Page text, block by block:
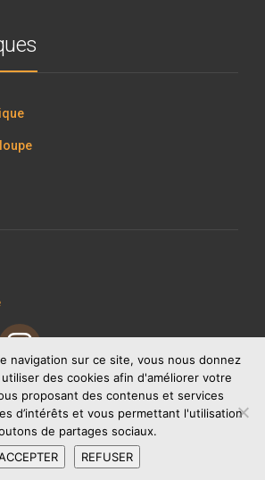
RCI GROUP
navigation sur ce site, vous nous donnez
des cookies afin d'améliorer votre
proposant des contenus et services
d’intérêts et vous permettant l'utilisation
de partages sociaux.
REFUSER